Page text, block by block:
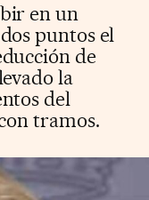
en un
puntos el
de
la
del
tramos.